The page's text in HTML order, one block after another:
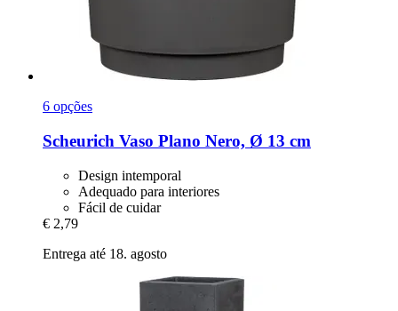
6 opções
Scheurich Vaso Plano Nero, Ø 13 cm
Design intemporal
Adequado para interiores
Fácil de cuidar
€ 2,79
Entrega até 18. agosto